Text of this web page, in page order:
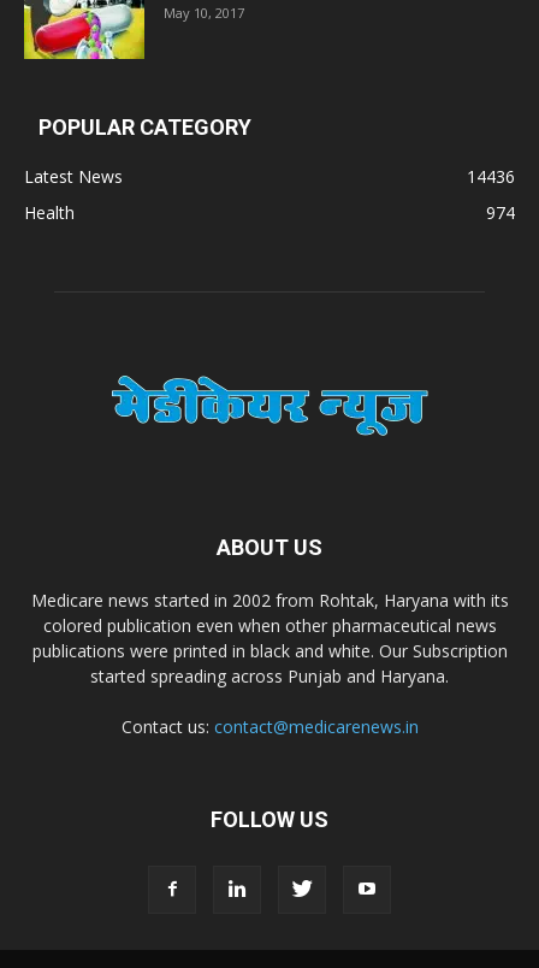
May 10, 2017
POPULAR CATEGORY
Latest News
14436
Health
974
ABOUT US
Medicare news started in 2002 from Rohtak, Haryana with its
colored publication even when other pharmaceutical news
publications were printed in black and white. Our Subscription
started spreading across Punjab and Haryana.
Contact us: contact@medicarenews.in
FOLLOW US